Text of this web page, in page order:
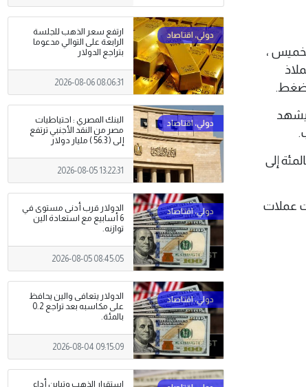
الخميس ،
ضغط.
يشهد
النيوزيلندي محل طلب قوي بعد يوم من رفع سعر الفائدة ليمدد مكاسبه 0.5 بالمئة إلى
عملات
ارتفع سعر الذهب للجلسة
الرابعة على التوالي مدعوما
بتراجع الدولار
2026-08-06 08:06:31
البنك المصري : احتياطيات
مصر من النقد الأجنبي ترتفع
إلى ( 56.3 ) مليار دولار
2026-08-05 13:22:31
الدولار قرب أدنى مستوى في
6 أسابيع مع استعادة الين
توازنه.
2026-08-05 08:45:05
الدولار يتعافى والين يحافظ
على مكاسبه بعد تراجع 0.2
بالمئة.
2026-08-04 09:15:09
استقرار الذهب وتباين أداء